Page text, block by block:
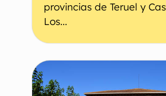
provincias de Teruel y
Los...